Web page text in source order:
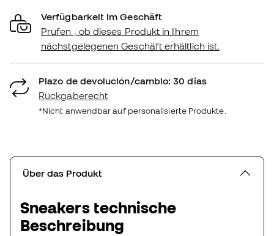
Verfügbarkeit im Geschäft
Prüfen , ob dieses Produkt in Ihrem
nächstgelegenen Geschäft erhältlich ist.
Plazo de devolución/cambio: 30 días
Rückgaberecht
*Nicht anwendbar auf personalisierte Produkte.
Über das Produkt
Sneakers technische
Beschreibung